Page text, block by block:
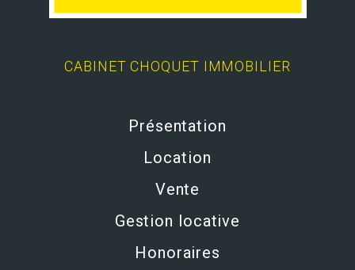
CABINET CHOQUET IMMOBILIER
Présentation
Location
Vente
Gestion locative
Honoraires